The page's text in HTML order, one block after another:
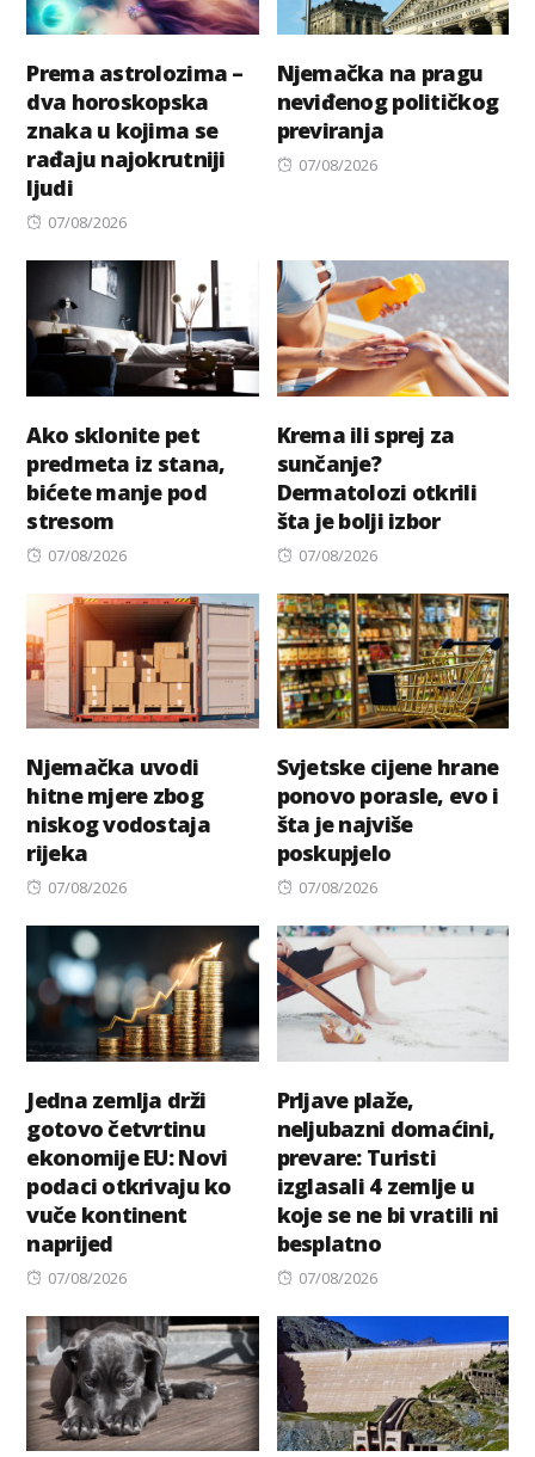
Prema astrolozima –
dva horoskopska
znaka u kojima se
rađaju najokrutniji
ljudi
Posted
07/08/2026
Njemačka na pragu
neviđenog političkog
previranja
Posted
07/08/2026
Ako sklonite pet
predmeta iz stana,
bićete manje pod
stresom
Posted
07/08/2026
Krema ili sprej za
sunčanje?
Dermatolozi otkrili
šta je bolji izbor
Posted
07/08/2026
Njemačka uvodi
hitne mjere zbog
niskog vodostaja
rijeka
Posted
07/08/2026
Svjetske cijene hrane
ponovo porasle, evo i
šta je najviše
poskupjelo
Posted
07/08/2026
Jedna zemlja drži
gotovo četvrtinu
ekonomije EU: Novi
podaci otkrivaju ko
vuče kontinent
naprijed
Posted
07/08/2026
Prljave plaže,
neljubazni domaćini,
prevare: Turisti
izglasali 4 zemlje u
koje se ne bi vratili ni
besplatno
Posted
07/08/2026